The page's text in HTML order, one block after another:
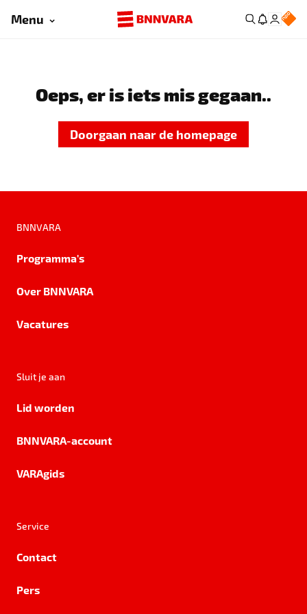
Menu
Oeps, er is iets mis gegaan..
Doorgaan naar de homepage
BNNVARA
Programma's
Over BNNVARA
Vacatures
Sluit je aan
Lid worden
BNNVARA-account
VARAgids
Service
Contact
Pers